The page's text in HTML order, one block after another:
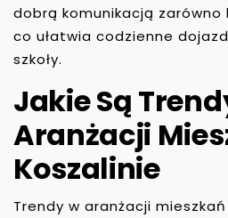
dobrą komunikacją zarówno
co ułatwia codzienne
szkoły.
Jakie Są
Aranżacji
Koszalinie
Trendy w aranżacji